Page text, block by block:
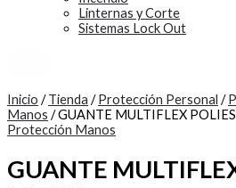
Linternas y Corte
Sistemas Lock Out
Inicio /Tienda /Protección Personal /
Manos / GUANTE MULTIFLEX
Protección Manos
GUANTE